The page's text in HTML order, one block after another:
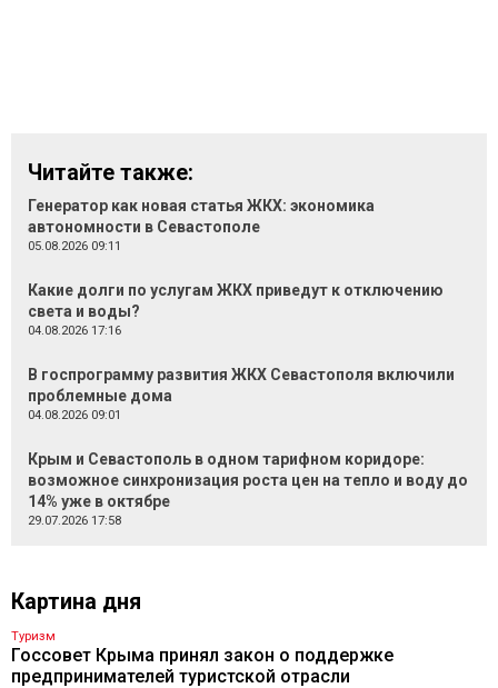
Читайте также:
Генератор как новая статья ЖКХ: экономика
автономности в Севастополе
05.08.2026 09:11
Какие долги по услугам ЖКХ приведут к отключению
света и воды?
04.08.2026 17:16
В госпрограмму развития ЖКХ Севастополя включили
проблемные дома
04.08.2026 09:01
Крым и Севастополь в одном тарифном коридоре:
возможное синхронизация роста цен на тепло и воду до
14% уже в октябре
29.07.2026 17:58
Картина дня
Туризм
Госсовет Крыма принял закон о поддержке
предпринимателей туристской отрасли